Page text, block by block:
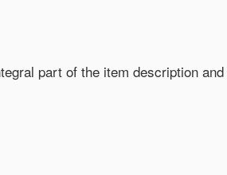
part of the item description